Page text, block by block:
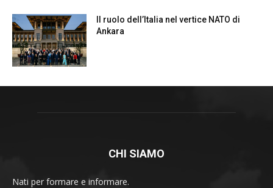
Il ruolo dell’Italia nel vertice NATO di
Ankara
CHI SIAMO
Nati per formare e informare.